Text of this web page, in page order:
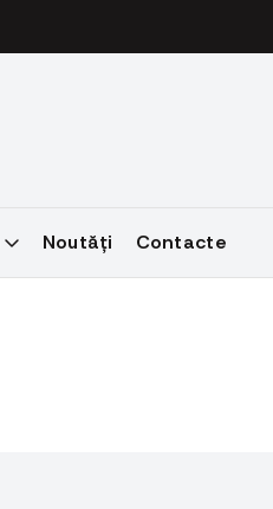
Noutăți Contacte